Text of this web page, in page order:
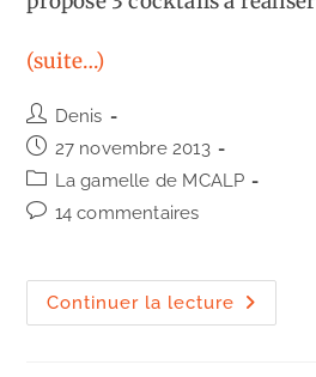
(suite…)
Auteur/autrice
de
publication :
Denis
Publication
publiée :
27 novembre 2013
Post
category:
La gamelle de MCALP
Commentaires
publication :
14 commentaires
Continuer la lecture Le